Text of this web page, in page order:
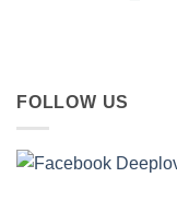
FOLLOW US